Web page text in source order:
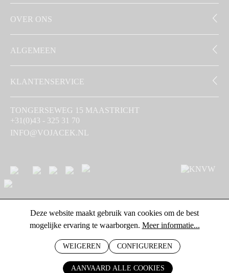
OVER ONS
ALGEMEEN
KLANTENSERVICE
TONGERSEWEG 15 MAASTRICHT
+31(0)43 - 325 31 70
INFO@VOJACEK.NL
Deze website maakt gebruik van cookies om de best
mogelijke ervaring te waarborgen. Meer informatie...
WEIGEREN CONFIGUREREN
AANVAARD ALLE COOKIES